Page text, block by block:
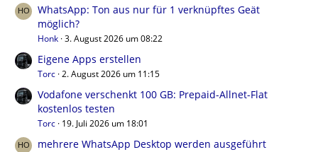
WhatsApp: Ton aus nur für 1 verknüpftes Geät
möglich?
Honk 3. August 2026 um 08:22
Eigene Apps erstellen
Torc 2. August 2026 um 11:15
Vodafone verschenkt 100 GB: Prepaid-Allnet-Flat
kostenlos testen
Torc 19. Juli 2026 um 18:01
mehrere WhatsApp Desktop werden ausgeführt